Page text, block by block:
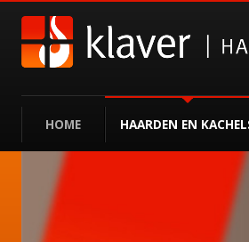
HOME HAARDEN EN